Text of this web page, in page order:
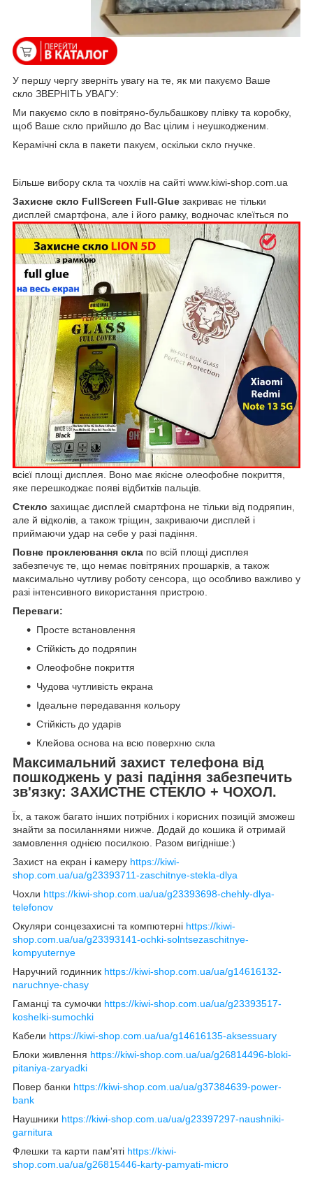
У першу чергу зверніть увагу на те, як ми пакуємо Ваше
скло ЗВЕРНІТЬ УВАГУ:
Ми пакуємо скло в повітряно-бульбашкову плівку та коробку,
щоб Ваше скло прийшло до Вас цілим і неушкодженим.
Керамічні скла в пакети пакуєм, оскільки скло гнучке.
Більше вибору скла та чохлів на сайті www.kiwi-shop.com.ua
Захисне скло FullScreen Full-Glue закриває не тільки
дисплей смартфона, але і його рамку, водночас клеїться по
всієї площі дисплея. Воно має якісне олеофобне покриття,
яке перешкоджає появі відбитків пальців.
Стекло захищає дисплей смартфона не тільки від подряпин,
але й відколів, а також тріщин, закриваючи дисплей і
приймаючи удар на себе у разі падіння.
Повне проклеювання скла по всій площі дисплея
забезпечує те, що немає повітряних прошарків, а також
максимально чутливу роботу сенсора, що особливо важливо у
разі інтенсивного використання пристрою.
Переваги:
Просте встановлення
Стійкість до подряпин
Олеофобне покриття
Чудова чутливість екрана
Ідеальне передавання кольору
Стійкість до ударів
Клейова основа на всю поверхню скла
Максимальний захист телефона від
пошкоджень у разі падіння забезпечить
зв'язку: ЗАХИСТНЕ СТЕКЛО + ЧОХОЛ.
Їх, а також багато інших потрібних і корисних позицій зможеш
знайти за посиланнями нижче. Додай до кошика й отримай
замовлення однією посилкою. Разом вигідніше:)
Захист на екран і камеру https://kiwi-
shop.com.ua/ua/g23393711-zaschitnye-stekla-dlya
Чохли https://kiwi-shop.com.ua/ua/g23393698-chehly-dlya-
telefonov
Окуляри сонцезахисні та компютерні https://kiwi-
shop.com.ua/ua/g23393141-ochki-solntsezaschitnye-
kompyuternye
Наручний годинник https://kiwi-shop.com.ua/ua/g14616132-
naruchnye-chasy
Гаманці та сумочки https://kiwi-shop.com.ua/ua/g23393517-
koshelki-sumochki
Кабели https://kiwi-shop.com.ua/ua/g14616135-aksessuary
Блоки живлення https://kiwi-shop.com.ua/ua/g26814496-bloki-
pitaniya-zaryadki
Повер банки https://kiwi-shop.com.ua/ua/g37384639-power-
bank
Наушники https://kiwi-shop.com.ua/ua/g23397297-naushniki-
garnitura
Флешки та карти пам'яті https://kiwi-
shop.com.ua/ua/g26815446-karty-pamyati-micro